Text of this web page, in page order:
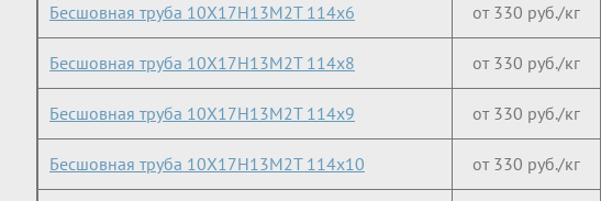
Бесшовная труба 10Х17Н13М2Т 114х6 от 330 руб./кг
Бесшовная труба 10Х17Н13М2Т 114х8 от 330 руб./кг
Бесшовная труба 10Х17Н13М2Т 114х9 от 330 руб./кг
Бесшовная труба 10Х17Н13М2Т 114х10 от 330 руб./кг